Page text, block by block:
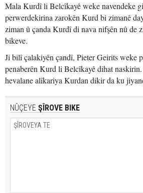
Mala Kurdî li Belcîkayê weke navendeke
perwerdekirina zarokên Kurd bi zimanê
ziman û çanda Kurdî di nava nifşên nû de
bikeve.
Ji bilî çalakiyên çandî, Pieter Geirits weke
penaberên Kurd li Belcîkayê dihat
hevalane alîkariya Kurdan dikir da ku
NÛÇEYE ŞÎROVE BIKE